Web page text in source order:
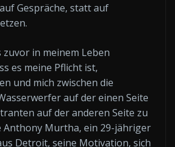
Gespräche, statt auf
zuvor in meinem Leben
es meine Pflicht ist,
und mich zwischen die
auf der einen Seite
auf der anderen Seite zu
Anthony Murtha, ein 29-jähriger
Detroit, seine Motivation, sich